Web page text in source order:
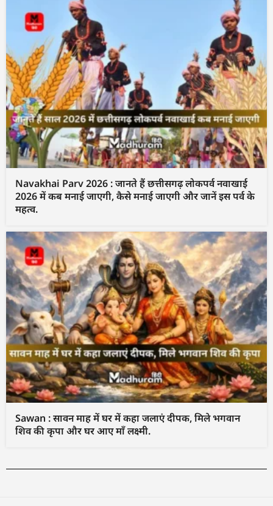
Navakhai Parv 2026 : जानते हैं छत्तीसगढ़ लोकपर्व नवाखाई
2026 में कब मनाई जाएगी, कैसे मनाई जाएगी और जानें इस पर्व के
महत्व.
Sawan : सावन माह में घर में कहा जलाएं दीपक, मिले भगवान
शिव की कृपा और घर आए माँ लक्ष्मी.